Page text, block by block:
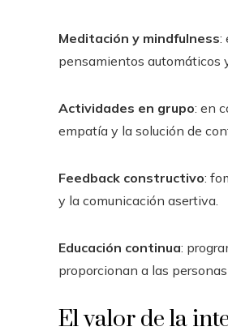
Meditación y mindfulness:
pensamientos automáticos
Actividades en grupo: en
empatía y la solución de
Feedback constructivo:
y la comunicación asertiva.
Educación continua:
proporcionan a las
El valor de la